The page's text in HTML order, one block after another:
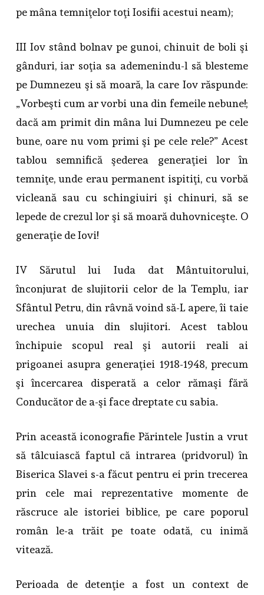
pe mâna temniţelor toţi Iosifii acestui neam);
III Iov stând bolnav pe gunoi, chinuit de boli şi
gânduri, iar soţia sa ademenindu-l să blesteme
pe Dumnezeu şi să moară, la care Iov răspunde:
„Vorbeşti cum ar vorbi una din femeile nebune!;
dacă am primit din mâna lui Dumnezeu pe cele
bune, oare nu vom primi şi pe cele rele?” Acest
tablou semnifică şederea generaţiei lor în
temniţe, unde erau permanent ispitiţi, cu vorbă
vicleană sau cu schingiuiri şi chinuri, să se
lepede de crezul lor şi să moară duhovniceşte. O
generaţie de Iovi!
IV Sărutul lui Iuda dat Mântuitorului,
înconjurat de slujitorii celor de la Templu, iar
Sfântul Petru, din râvnă voind să-L apere, îi taie
urechea unuia din slujitori. Acest tablou
închipuie scopul real şi autorii reali ai
prigoanei asupra generaţiei 1918-1948, precum
şi încercarea disperată a celor rămaşi fără
Conducător de a-şi face dreptate cu sabia.
Prin această iconografie Părintele Justin a vrut
să tâlcuiască faptul că intrarea (pridvorul) în
Biserica Slavei s-a făcut pentru ei prin trecerea
prin cele mai reprezentative momente de
răscruce ale istoriei biblice, pe care poporul
român le-a trăit pe toate odată, cu inimă
vitează.
Perioada de detenţie a fost un context de